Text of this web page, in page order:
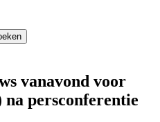
vanavond voor
persconferentie